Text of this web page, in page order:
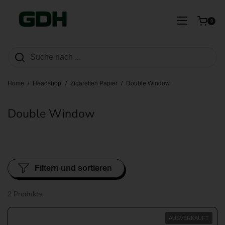
MenüWarenkorb
0
Home / Headshop / Zigaretten Papier / Double Window
Double Window
2 Produkte
Filtern und sortieren
AUSVERKAUFT